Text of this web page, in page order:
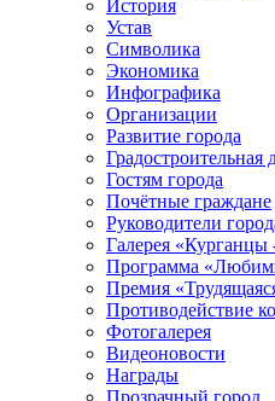
История
Устав
Символика
Экономика
Инфографика
Организации
Развитие города
Градостроительная
Гостям города
Почётные граждане
Руководители
Галерея «Курганцы
Программа
Премия
Противодействие
Фотогалерея
Видеоновости
Награды
Прозрачный город